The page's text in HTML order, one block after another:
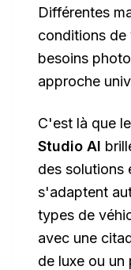
Différentes
conditions de
besoins
approche
C'est là que
Studio AI
des solutions
s'adaptent
types de
avec une
de luxe ou